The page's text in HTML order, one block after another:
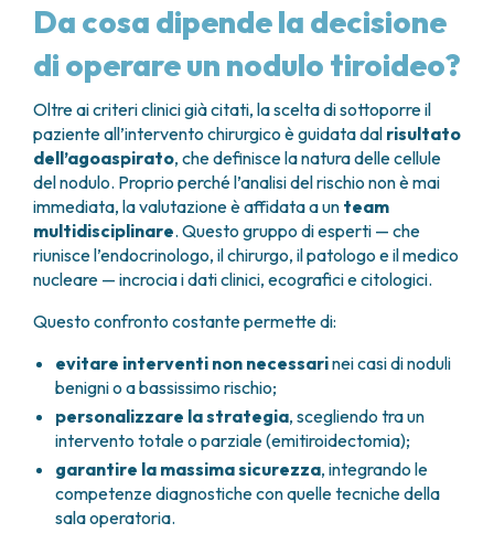
Da cosa dipende la decisione
di operare un nodulo tiroideo?
Oltre ai criteri clinici già citati, la scelta di sottoporre il
paziente all’intervento chirurgico è guidata dal risultato
dell’agoaspirato, che definisce la natura delle cellule
del nodulo. Proprio perché l’analisi del rischio non è mai
immediata, la valutazione è affidata a un team
multidisciplinare. Questo gruppo di esperti — che
riunisce l’endocrinologo, il chirurgo, il patologo e il medico
nucleare — incrocia i dati clinici, ecografici e citologici.
Questo confronto costante permette di:
evitare interventi non necessarinei casi di noduli
benigni o a bassissimo rischio;
personalizzare la strategia, scegliendo tra un
intervento totale o parziale (emitiroidectomia);
garantire la massima sicurezza, integrando le
competenze diagnostiche con quelle tecniche della
sala operatoria.